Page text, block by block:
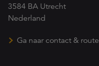
3584 BA Utrecht
Nederland
Ga naar contact & route